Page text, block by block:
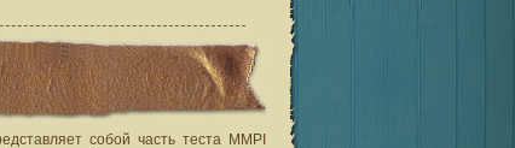
собой часть теста MMPI